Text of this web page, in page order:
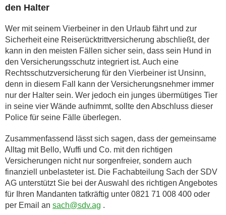
den Halter
Wer mit seinem Vierbeiner in den Urlaub fährt und zur
Sicherheit eine Reiserücktrittversicherung abschließt, der
kann in den meisten Fällen sicher sein, dass sein Hund in
den Versicherungsschutz integriert ist. Auch eine
Rechtsschutzversicherung für den Vierbeiner ist Unsinn,
denn in diesem Fall kann der Versicherungsnehmer immer
nur der Halter sein. Wer jedoch ein junges übermütiges Tier
in seine vier Wände aufnimmt, sollte den Abschluss dieser
Police für seine Fälle überlegen.
Zusammenfassend lässt sich sagen, dass der gemeinsame
Alltag mit Bello, Wuffi und Co. mit den richtigen
Versicherungen nicht nur sorgenfreier, sondern auch
finanziell unbelasteter ist. Die Fachabteilung Sach der SDV
AG unterstützt Sie bei der Auswahl des richtigen Angebotes
für Ihren Mandanten tatkräftig unter 0821 71 008 400 oder
per Email an sach@sdv.ag .